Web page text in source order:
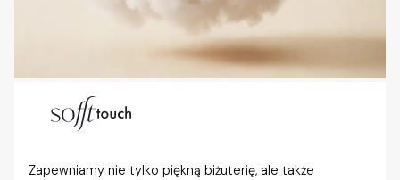
Zapewniamy nie tylko piękną biżuterię, ale także